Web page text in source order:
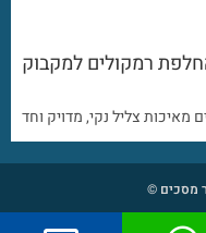
רמקולים למקבוק
מסכים ©